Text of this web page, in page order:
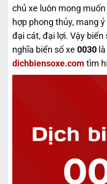
chủ xe luôn mong
hợp phong thủy, mang
đại cát, đại lợi. Vậy biển
nghĩa biển số xe 0030
dichbiensoxe.com tìm